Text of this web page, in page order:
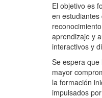
El objetivo es
en
aprendizaje y
interactivos y
Se espera
mayor
la formación
impulsados